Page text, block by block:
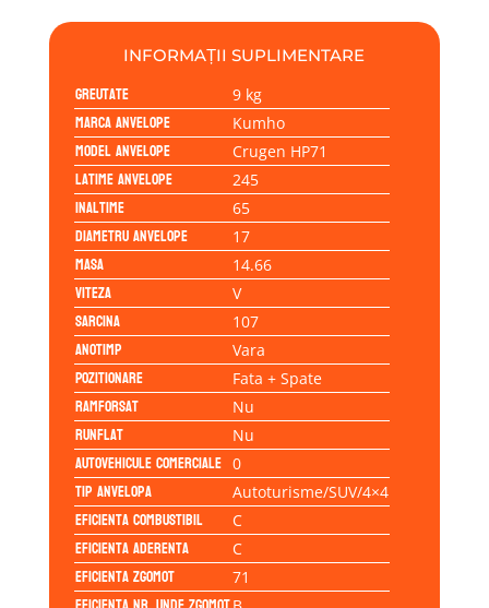
INFORMAȚII SUPLIMENTARE
Greutate 9 kg
Marca anvelope Kumho
Model anvelope Crugen HP71
Latime anvelope 245
Inaltime 65
Diametru anvelope 17
Masa 14.66
Viteza V
Sarcina 107
Anotimp Vara
Pozitionare Fata + Spate
Ramforsat Nu
Runflat Nu
Autovehicule comerciale 0
Tip anvelopa Autoturisme/SUV/4×4
Eficienta Combustibil C
Eficienta Aderenta C
Eficienta Zgomot 71